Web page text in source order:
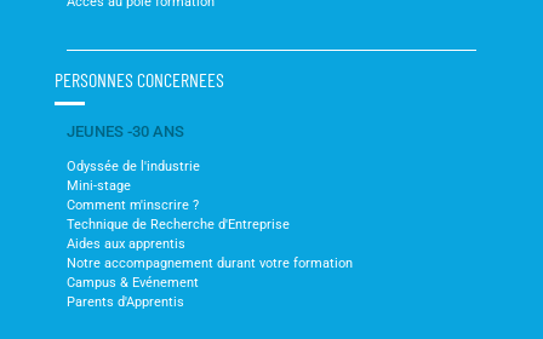
PERSONNES CONCERNEES
JEUNES -30 ANS
Odyssée de l'industrie
Mini-stage
Comment m'inscrire ?
Technique de Recherche d'Entreprise
Aides aux apprentis
Notre accompagnement durant votre formation
Campus & Evénement
Parents d'Apprentis